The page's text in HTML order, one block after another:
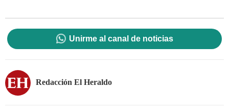
Unirme al canal de noticias
Redacción El Heraldo